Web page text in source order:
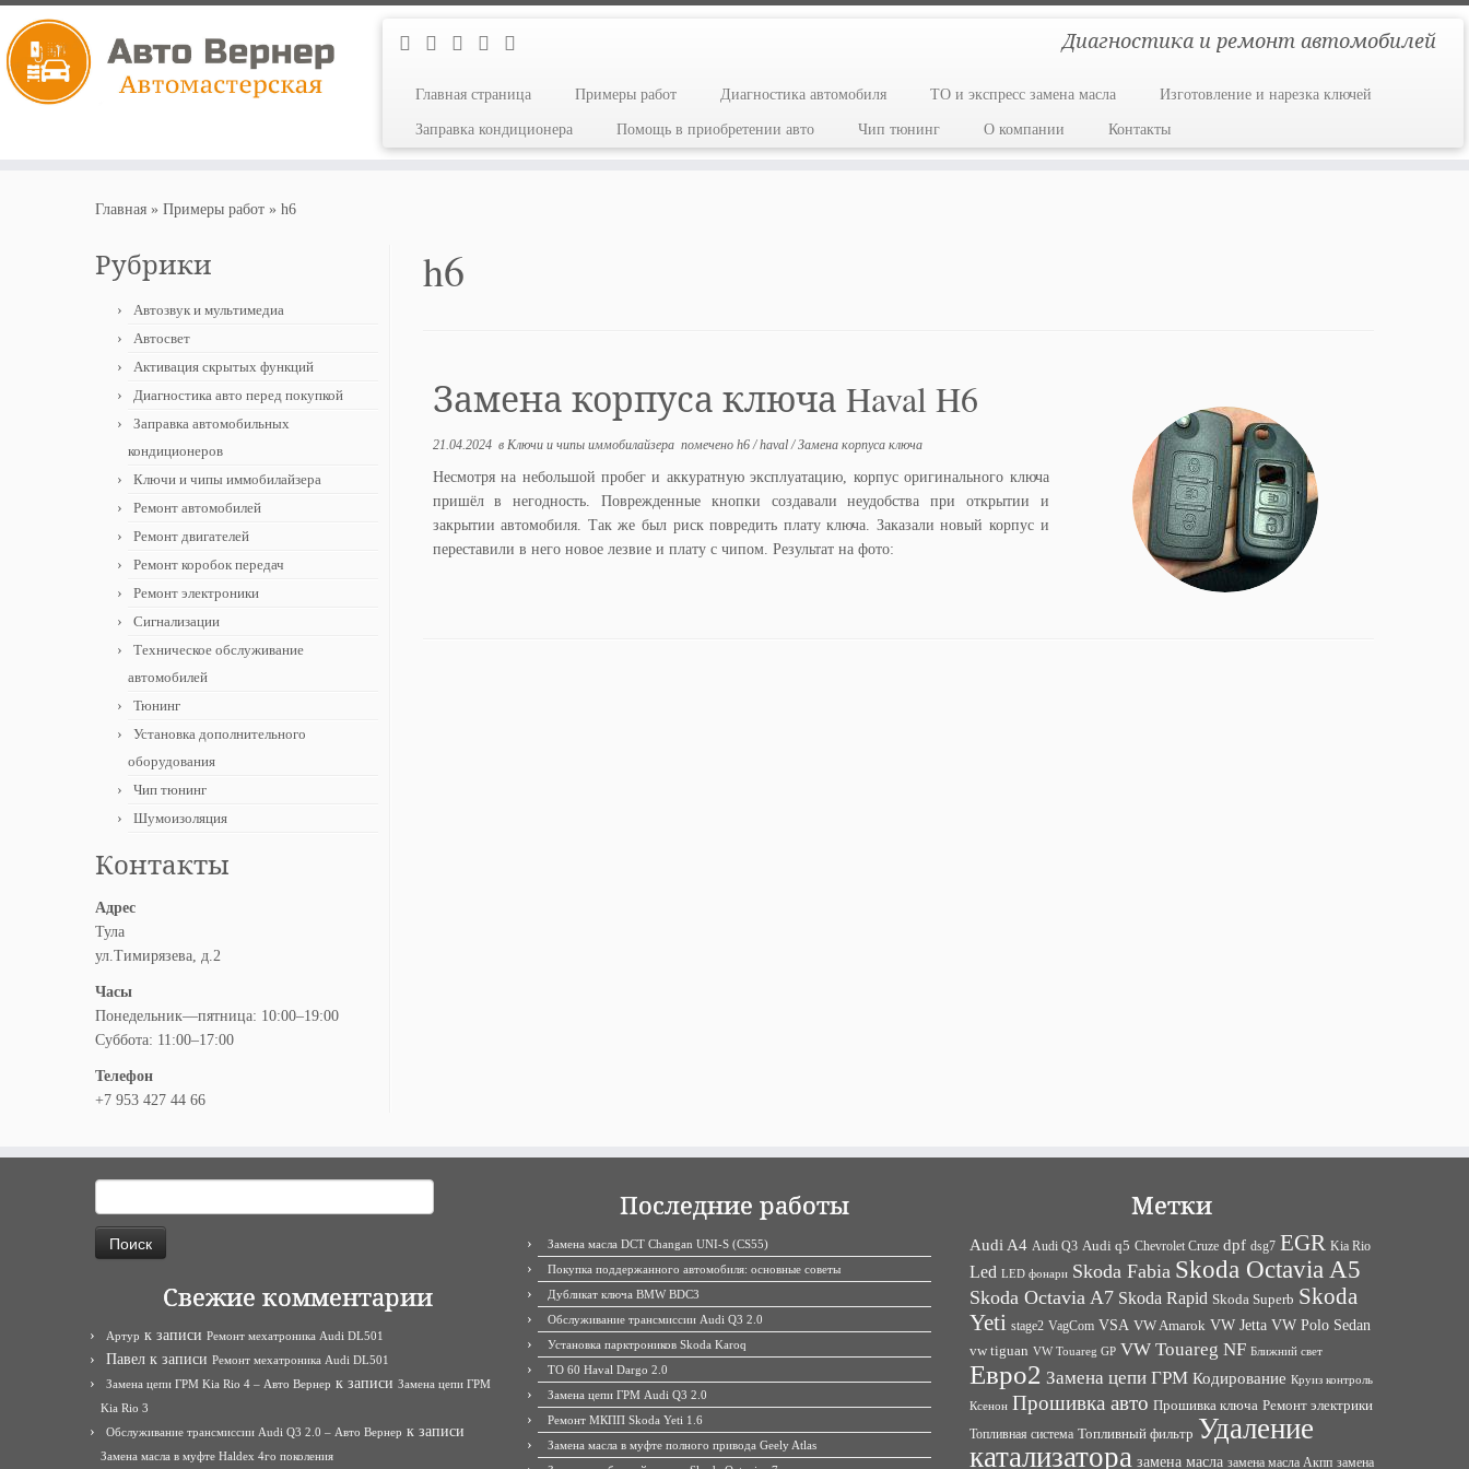
Диагностика и ремонт автомобилей
Главная страница Примеры работ Диагностика автомобиля ТО и экспресс замена масла Изготовление и нарезка ключей
Заправка кондиционера Помощь в приобретении авто Чип тюнинг О компании Контакты
Главная » Примеры работ » h6
Рубрики
Автозвук и мультимедиа
Автосвет
Активация скрытых функций
Диагностика авто перед покупкой
Заправка автомобильных
кондиционеров
Ключи и чипы иммобилайзера
Ремонт автомобилей
Ремонт двигателей
Ремонт коробок передач
Ремонт электроники
Сигнализации
Техническое обслуживание
автомобилей
Тюнинг
Установка дополнительного
оборудования
Чип тюнинг
Шумоизоляция
Контакты
Адрес
Тула
ул.Тимирязева, д.2
Часы
Понедельник—пятница: 10:00–19:00
Суббота: 11:00–17:00
Телефон
+7 953 427 44 66
h6
Замена корпуса ключа Haval H6
21.04.2024в Ключи и чипы иммобилайзера помечено h6/haval/Замена корпуса ключа
Несмотря на небольшой пробег и аккуратную эксплуатацию, корпус оригинального ключа
пришёл в негодность. Поврежденные кнопки создавали неудобства при открытии и
закрытии автомобиля. Так же был риск повредить плату ключа. Заказали новый корпус и
переставили в него новое лезвие и плату с чипом. Результат на фото:
Свежие комментарии
Артур к записи Ремонт мехатроника Audi DL501
Павел к записи Ремонт мехатроника Audi DL501
Замена цепи ГРМ Kia Rio 4 – Авто Вернер к записи Замена цепи ГРМ
Kia Rio 3
Обслуживание трансмиссии Audi Q3 2.0 – Авто Вернер к записи
Замена масла в муфте Haldex 4го поколения
Последние работы
Замена масла DCT Changan UNI-S (CS55)
Покупка поддержанного автомобиля: основные советы
Дубликат ключа BMW BDC3
Обслуживание трансмиссии Audi Q3 2.0
Установка парктроников Skoda Karoq
ТО 60 Haval Dargo 2.0
Замена цепи ГРМ Audi Q3 2.0
Ремонт МКПП Skoda Yeti 1.6
Замена масла в муфте полного привода Geely Atlas
Метки
Audi A4 Audi Q3 Audi q5 Chevrolet Cruze dpf dsg7 EGR Kia Rio
Led LED фонари Skoda Fabia Skoda Octavia A5
Skoda Octavia A7 Skoda Rapid Skoda Superb Skoda
Yeti stage2 VagCom VSA VW Amarok VW Jetta VW Polo Sedan
vw tiguan VW Touareg GP VW Touareg NF Ближний свет
Евро2 Замена цепи ГРМ Кодирование Круиз контроль
Ксенон Прошивка авто Прошивка ключа Ремонт электрики
Топливная система Топливный фильтр Удаление
катализатора замена масла замена масла Акпп замена